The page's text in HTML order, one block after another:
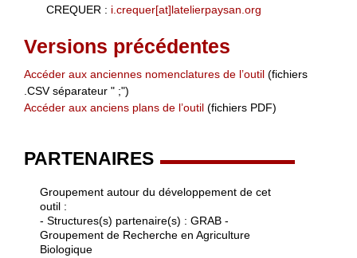
CREQUER : i.crequer[at]latelierpaysan.org
Versions précédentes
Accéder aux anciennes nomenclatures de l’outil (fichiers
.CSV séparateur " ;")
Accéder aux anciens plans de l’outil (fichiers PDF)
PARTENAIRES
Groupement autour du développement de cet
outil :
- Structures(s) partenaire(s) : GRAB -
Groupement de Recherche en Agriculture
Biologique